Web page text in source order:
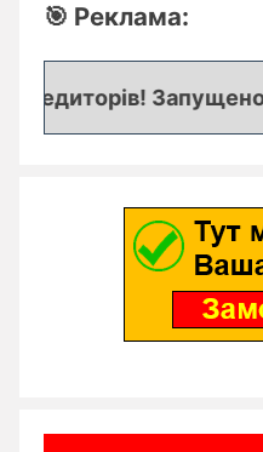
🎯 Реклама:
Запущено 🔒